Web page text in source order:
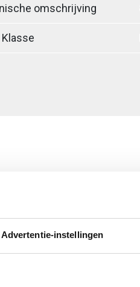
Advertentie-instellingen
omschrijving
Klasse